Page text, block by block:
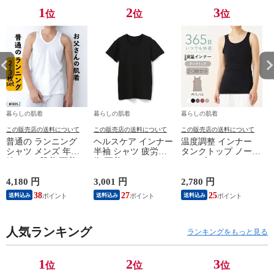
1位
暮らしの肌着
この販売店の送料について
普通の ランニング
シャツ メンズ 年間
綿100 % 肌着 下着 U
ンクトップ ノースリ
ーブ インナー 紳士
男性 シニア 抗菌 防
4,180 円
送料込み 38
2位
暮らしの肌着
この販売店の送料について
ヘルスケア インナー
半袖 シャツ 疲労回
復 下着 インナーウ
外線 疲労軽減 ボデ
ィケア 健康 プレゼ
ント ギフト ヘルス
3,001 円
送料込み 27
3位
暮らしの肌着
この販売店の送料について
温度調整 インナー
タンクトップ ノース
リーブ レディース
オフホワイト/ブラウ
ン/ブラック/チャコ
ールグレー/ピンク
2,780 円
送料込み 25
人気ランキング ランキングをもっと見る
1位 2位 3位